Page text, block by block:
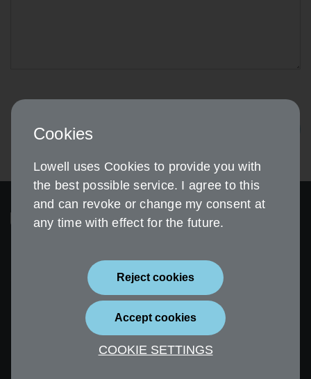
Impressum
Erklärung zur
Cookies
Lowell uses Cookies to provide you with
the best possible service. I agree to this
and can revoke or change my consent at
any time with effect for the future.
Reject cookies
Accept cookies
COOKIE SETTINGS